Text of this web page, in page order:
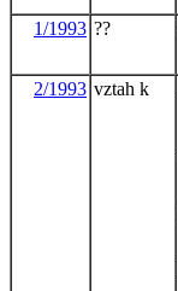
1/1993 ??
2/1993 vztah k